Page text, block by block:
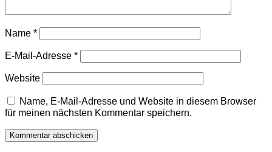
Name *
E-Mail-Adresse *
Website
Name, E-Mail-Adresse und Website in diesem Browser
für meinen nächsten Kommentar speichern.